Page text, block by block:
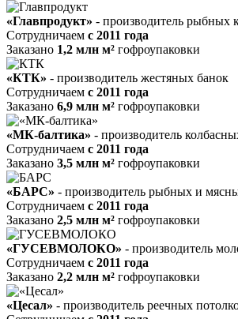
«Главпродукт» - производитель рыбных
Сотрудничаем c 2011 года
Заказано 1,2 млн м² гофроупаковки
«КТК» - производитель жестяных банок
Сотрудничаем c 2011 года
Заказано 6,9 млн м² гофроупаковки
«МК-балтика» - производитель
Сотрудничаем c 2011 года
Заказано 3,5 млн м² гофроупаковки
«БАРС» - производитель рыбных и
Сотрудничаем c 2011 года
Заказано 2,5 млн м² гофроупаковки
«ГУСЕВМОЛОКО» - производитель
Сотрудничаем c 2011 года
Заказано 2,2 млн м² гофроупаковки
«Цесал» - производитель реечных